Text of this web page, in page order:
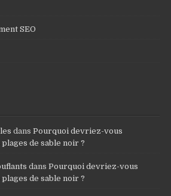
SEO
dansPourquoi devriez-vous
de sable noir ?
dansPourquoi devriez-vous
de sable noir ?